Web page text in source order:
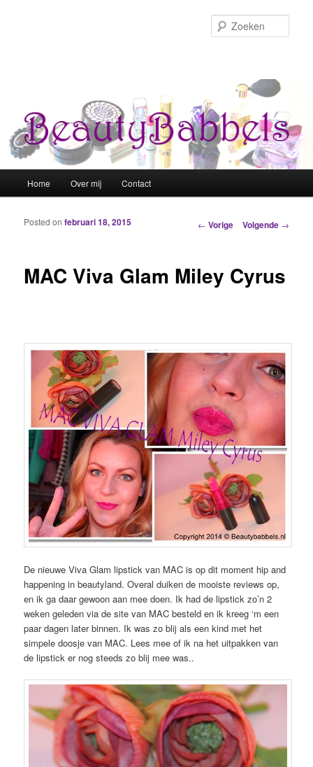
Spring naar de primaire inhoud
Spring naar de secundaire inhoud
Home Over mij Contact
Berichtnavigatie
← Vorige Volgende →
MAC Viva Glam Miley Cyrus
Posted onfebruari 18, 2015
De nieuwe Viva Glam lipstick van MAC is op dit moment hip and
happening in beautyland. Overal duiken de mooiste reviews op,
en ik ga daar gewoon aan mee doen. Ik had de lipstick zo’n 2
weken geleden via de site van MAC besteld en ik kreeg ‘m een
paar dagen later binnen. Ik was zo blij als een kind met het
simpele doosje van MAC. Lees mee of ik na het uitpakken van
de lipstick er nog steeds zo blij mee was..